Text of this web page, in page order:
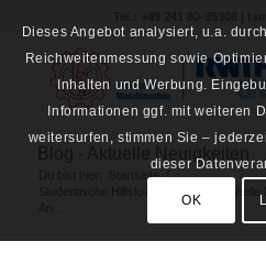
Startseite /
Dieses Angebot analysiert, u.a.
Reichweitenmessung sowie
Inhalten und Werbung.
Informationen ggf. mit weiteren
weitersurfen, stimmen Sie –
dieser
OK